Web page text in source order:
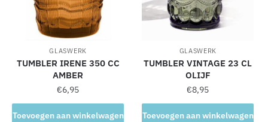
GLASWERK
TUMBLER IRENE 350 CC
AMBER
€6,95
Toevoegen aan winkelwagen
GLASWERK
TUMBLER VINTAGE 23 CL
OLIJF
€8,95
Toevoegen aan winkelwagen